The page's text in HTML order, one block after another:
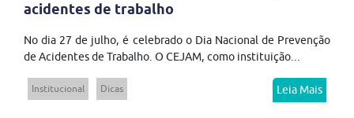
acidentes de trabalho
No dia 27 de julho, é celebrado o Dia Nacional de Prevenção
de Acidentes de Trabalho. O CEJAM, como instituição...
Institucional Dicas Leia Mais